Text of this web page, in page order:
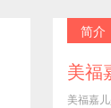
简介
美福
美福嘉